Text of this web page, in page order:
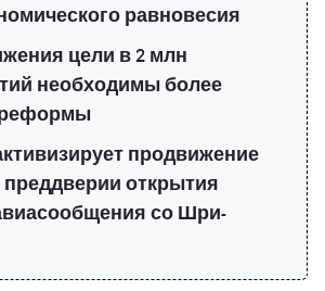
равновесия
цели в 2 млн
необходимы более
реформы
продвижение
преддверии открытия
со Шри-